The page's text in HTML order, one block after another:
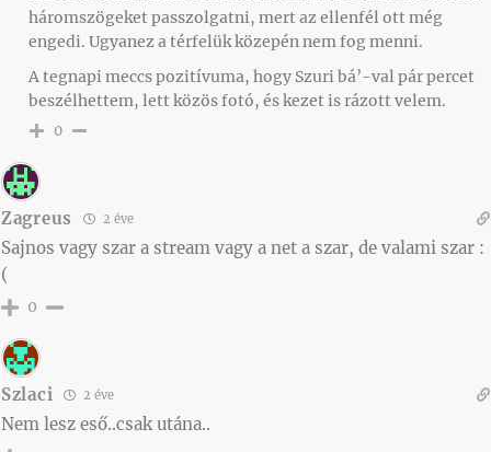
háromszögeket passzolgatni, mert az ellenfél ott még
engedi. Ugyanez a térfelük közepén nem fog menni.
A tegnapi meccs pozitívuma, hogy Szuri bá’-val pár percet
beszélhettem, lett közös fotó, és kezet is rázott velem.
0
Zagreus 2 éve
Sajnos vagy szar a stream vagy a net a szar, de valami szar :
(
0
Szlaci 2 éve
Nem lesz eső..csak utána..